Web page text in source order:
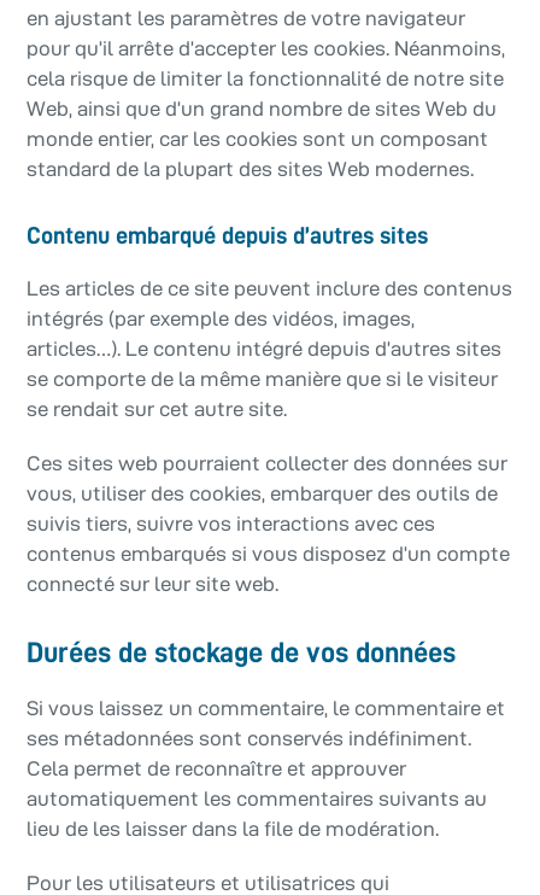
en ajustant les paramètres de votre navigateur
pour qu’il arrête d’accepter les cookies. Néanmoins,
cela risque de limiter la fonctionnalité de notre site
Web, ainsi que d’un grand nombre de sites Web du
monde entier, car les cookies sont un composant
standard de la plupart des sites Web modernes.
Contenu embarqué depuis d’autres sites
Les articles de ce site peuvent inclure des contenus
intégrés (par exemple des vidéos, images,
articles…). Le contenu intégré depuis d’autres sites
se comporte de la même manière que si le visiteur
se rendait sur cet autre site.
Ces sites web pourraient collecter des données sur
vous, utiliser des cookies, embarquer des outils de
suivis tiers, suivre vos interactions avec ces
contenus embarqués si vous disposez d’un compte
connecté sur leur site web.
Durées de stockage de vos données
Si vous laissez un commentaire, le commentaire et
ses métadonnées sont conservés indéfiniment.
Cela permet de reconnaître et approuver
automatiquement les commentaires suivants au
lieu de les laisser dans la file de modération.
Pour les utilisateurs et utilisatrices qui